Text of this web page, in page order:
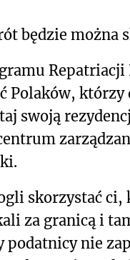
będzie można
Repatriacji
Polaków, którzy
swoją
skorzystać
za granicą i
nie